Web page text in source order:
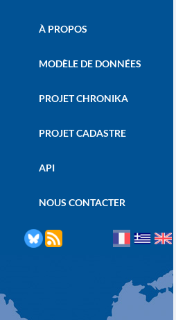
À PROPOS
MODÈLE DE DONNÉES
PROJET CHRONIKA
PROJET CADASTRE
API
NOUS CONTACTER